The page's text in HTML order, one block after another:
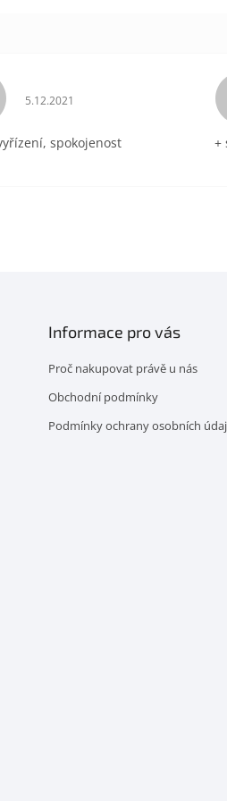
Hodnocení obchodu je 5 z 5
5.12.2021
spokojenost +
Informace pro vás
Proč nakupovat právě u nás
Obchodní podmínky
Podmínky ochrany osobních